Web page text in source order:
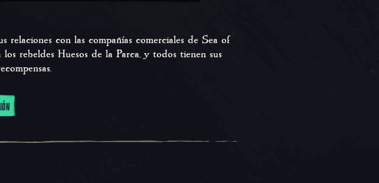
relaciones con las compañías comerciales de Sea of
rebeldes Huesos de la Parca, y todos tienen sus